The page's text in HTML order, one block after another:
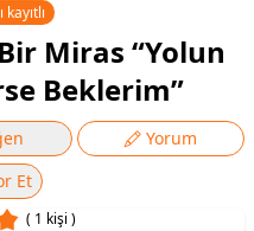
kayıtlı
Miras “Yolun
Beklerim”
Yorum
Et
( 1 kişi )